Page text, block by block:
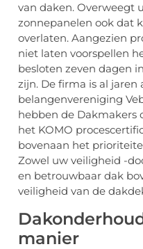
van daken. Overweegt
zonnepanelen ook dat
overlaten. Aangezien
niet laten voorspellen
besloten zeven dagen
zijn. De firma is al jaren
belangenvereniging
hebben de Dakmakers
het KOMO
bovenaan het
Zowel uw veiligheid -
en betrouwbaar dak
veiligheid van de
manier